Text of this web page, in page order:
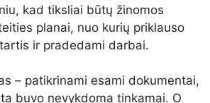
kad tiksliai būtų žinomos
planai, nuo kurių priklauso
ir pradedami darbai.
– patikrinami esami dokumentai,
buvo nevykdoma tinkamai. O